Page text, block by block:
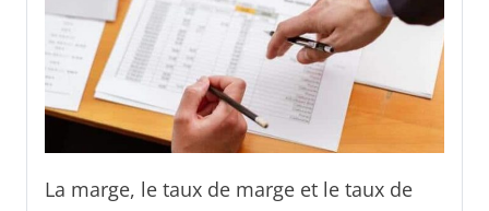
La marge, le taux de marge et le taux de